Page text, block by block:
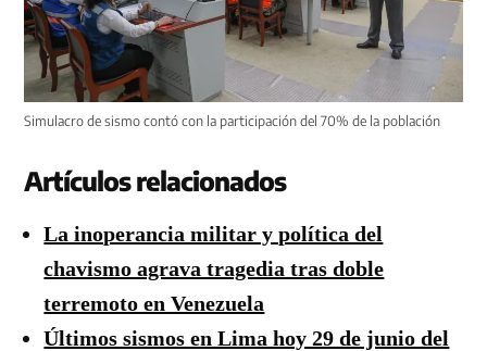
Simulacro de sismo contó con la participación del 70% de la población
Artículos relacionados
La inoperancia militar y política del
chavismo agrava tragedia tras doble
terremoto en Venezuela
Últimos sismos en Lima hoy 29 de junio del